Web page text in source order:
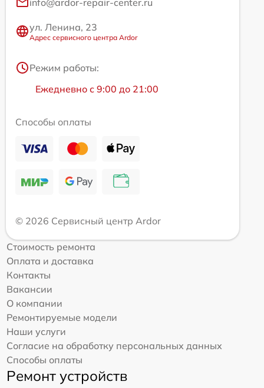
ул. Ленина, 23
Адрес сервисного центра Ardor
Режим работы:
Ежедневно с 9:00 до 21:00
Способы оплаты
© 2026 Сервисный центр Ardor
Стоимость ремонта
Оплата и доставка
Контакты
Вакансии
О компании
Ремонтируемые модели
Наши услуги
Согласие на обработку персональных данных
Способы оплаты
Ремонт устройств